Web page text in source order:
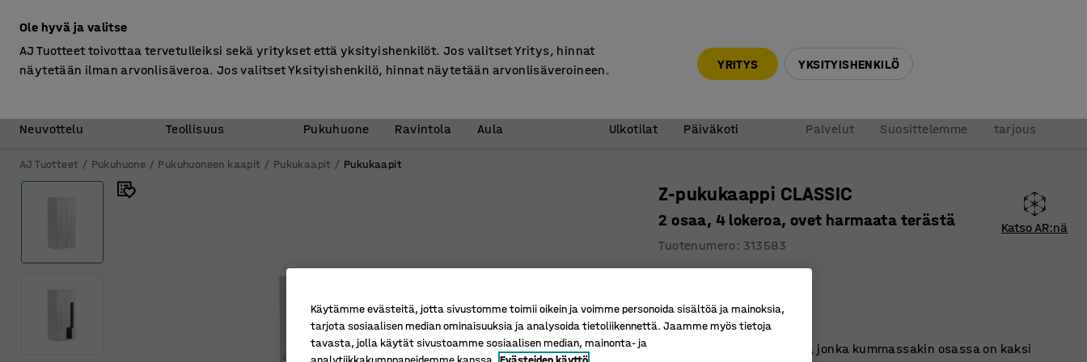
Neuvottelu
Teollisuus
Pukuhuone Ravintola
Aula
Ulkotilat
Päiväkoti
Palvelut Suosittelemme
tarjous
AJ Tuotteet Pukuhuone Pukuhuoneen kaapit Pukukaapit Pukukaapit
Z-pukukaappi CLASSIC
2 osaa, 4 lokeroa, ovet harmaata terästä
Tuotenumero: 313583
Katso AR:nä
Tuulettuu hyvin
Kaksiosainen pukukaappi, jonka kummassakin osassa on kaksi
Ole hyvä ja valitse
AJ Tuotteet toivottaa tervetulleiksi sekä yritykset että yksityishenkilöt. Jos valitset Yritys, hinnat
näytetään ilman arvonlisäveroa. Jos valitset Yksityishenkilö, hinnat näytetään arvonlisäveroineen.
YRITYS YKSITYISHENKILÖ
Käytämme evästeitä, jotta sivustomme toimii oikein ja voimme personoida sisältöä ja mainoksia,
tarjota sosiaalisen median ominaisuuksia ja analysoida tietoliikennettä. Jaamme myös tietoja
tavasta, jolla käytät sivustoamme sosiaalisen median, mainonta- ja